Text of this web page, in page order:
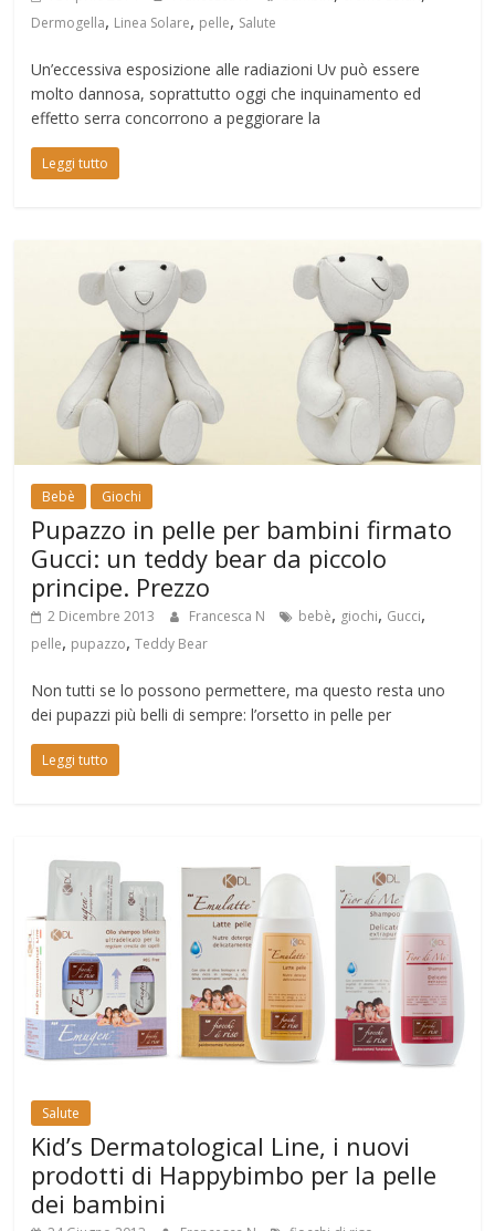
Dermogella, Linea Solare, pelle, Salute
Un’eccessiva esposizione alle radiazioni Uv può essere
molto dannosa, soprattutto oggi che inquinamento ed
effetto serra concorrono a peggiorare la
Leggi tutto
Bebè Giochi
Pupazzo in pelle per bambini firmato
Gucci: un teddy bear da piccolo
principe. Prezzo
2 Dicembre 2013 Francesca N bebè, giochi, Gucci,
pelle, pupazzo,Teddy Bear
Non tutti se lo possono permettere, ma questo resta uno
dei pupazzi più belli di sempre: l’orsetto in pelle per
Leggi tutto
Salute
Kid’s Dermatological Line, i nuovi
prodotti di Happybimbo per la pelle
dei bambini